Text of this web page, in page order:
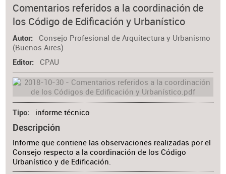
Comentarios referidos a la coordinación de
los Código de Edificación y Urbanístico
Autor
Consejo Profesional de Arquitectura y Urbanismo
(Buenos Aires)
Editor CPAU
Tipo informe técnico
Descripción
Informe que contiene las observaciones realizadas por el
Consejo respecto a la coordinación de los Código
Urbanístico y de Edificación.